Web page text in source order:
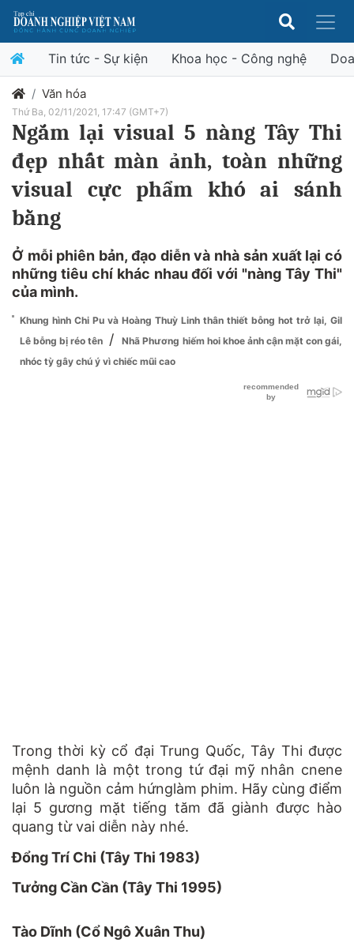
Tin tức - Sự kiện Khoa học - Công nghệ
Văn hóa
Thứ Ba, 02/11/2021, 17:47 (GMT+7)
Ngắm lại visual 5 nàng Tây Thi
đẹp nhất màn ảnh, toàn những
visual cực phẩm khó ai sánh
bằng
Ở mỗi phiên bản, đạo diễn và nhà sản xuất lại có
những tiêu chí khác nhau đối với "nàng Tây Thi"
của mình.
Khung hình Chi Pu và Hoàng Thuỳ Linh thân thiết bỗng hot trở lại, Gil
Lê bỗng bị réo tên /
Nhã Phương hiếm hoi khoe ảnh cận mặt con gái,
nhóc tỳ gây chú ý vì chiếc mũi cao
Trong thời kỳ cổ đại Trung Quốc, Tây Thi được
mệnh danh là một trong tứ đại mỹ nhân cnene
luôn là nguồn cảm hứnglàm phim. Hãy cùng điểm
lại 5 gương mặt tiếng tăm đã giành được hào
quang từ vai diễn này nhé.
Đổng Trí Chi (Tây Thi 1983)
Tưởng Cần Cần (Tây Thi 1995)
Tào Dĩnh (Cổ Ngô Xuân Thu)